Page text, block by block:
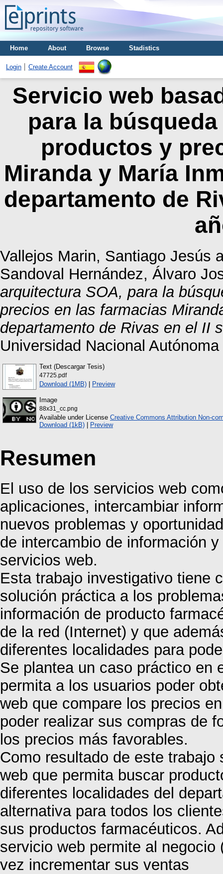
Home About Browse Stadistics
Login Create Account
Servicio web
para la
productos y
Miranda y María
departamento de
Vallejos Marin, Santiago Jesús
Sandoval Hernández, Álvaro
arquitectura SOA, para la
precios en las farmacias
departamento de Rivas en el II
Universidad Nacional
Text (Descargar Tesis)
47725.pdf
Download (1MB) | Preview
Image
88x31_cc.png
Available under License Creative Commons Attribution Non-
Download (1kB) | Preview
Resumen
El uso de los servicios web
aplicaciones, intercambiar
nuevos problemas y
de intercambio de información
servicios web.
Esta trabajo investigativo tiene
solución práctica a los
información de producto
de la red (Internet) y que
diferentes localidades para
Se plantea un caso práctico en
permita a los usuarios poder
web que compare los precios
poder realizar sus compras de
los precios más favorables.
Como resultado de este
web que permita buscar
diferentes localidades del
alternativa para todos los
sus productos farmacéuticos.
servicio web permite al
vez incrementar sus ventas